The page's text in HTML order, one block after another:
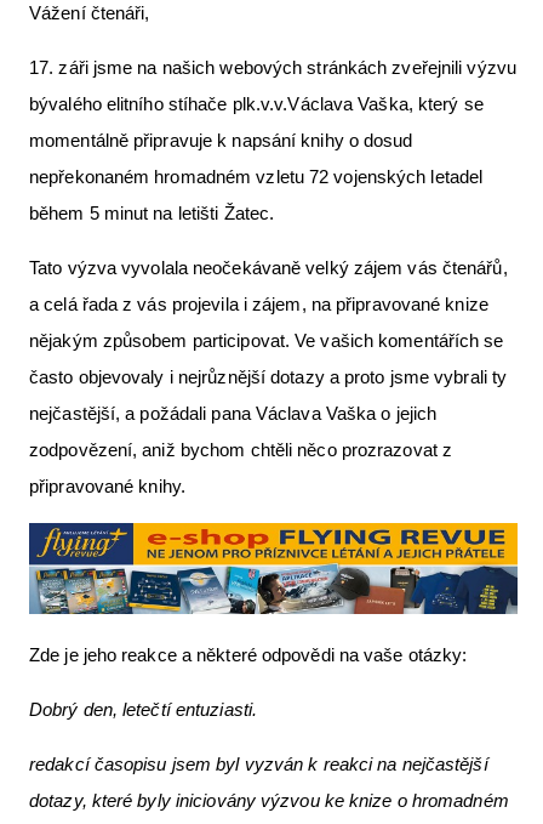
Vážení čtenáři,
17. záři jsme na našich webových stránkách zveřejnili výzvu
bývalého elitního stíhače plk.v.v.Václava Vaška, který se
momentálně připravuje k napsání knihy o dosud
nepřekonaném hromadném vzletu 72 vojenských letadel
během 5 minut na letišti Žatec.
Tato výzva vyvolala neočekávaně velký zájem vás čtenářů,
a celá řada z vás projevila i zájem, na připravované knize
nějakým způsobem participovat. Ve vašich komentářích se
často objevovaly i nejrůznější dotazy a proto jsme vybrali ty
nejčastější, a požádali pana Václava Vaška o jejich
zodpovězení, aniž bychom chtěli něco prozrazovat z
připravované knihy.
Zde je jeho reakce a některé odpovědi na vaše otázky:
Dobrý den, letečtí entuziasti.
redakcí časopisu jsem byl vyzván k reakci na nejčastější
dotazy, které byly iniciovány výzvou ke knize o hromadném
Nabídky práce v letectví
Inzerujte s námi
E-SHOP